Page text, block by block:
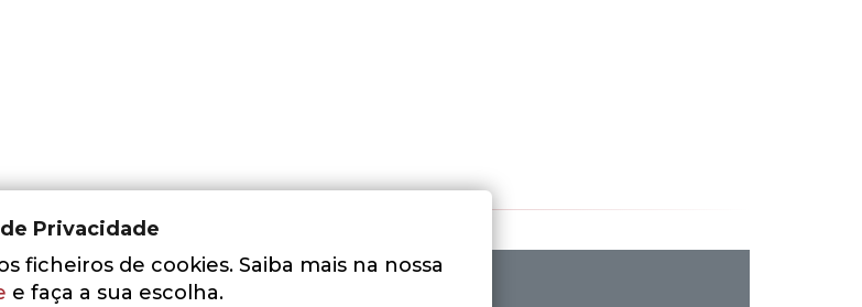
Privacidade
ficheiros de cookies. Saiba mais na nossa
e faça a sua escolha.